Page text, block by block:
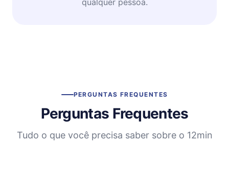
PERGUNTAS FREQUENTES
Perguntas Frequentes
Tudo o que você precisa saber sobre o 12min